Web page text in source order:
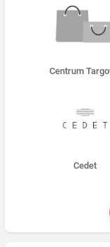
Centrum
Cedet